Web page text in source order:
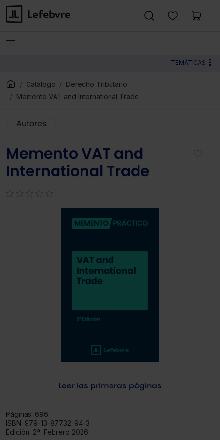
TEMÁTICAS
Catálogo
Derecho Tributario
Memento VAT and International Trade
Autores
Memento VAT and
International Trade
Leer las primeras páginas
Páginas: 696
ISBN: 979-13-87732-94-3
Edición: 2ª. Febrero 2026